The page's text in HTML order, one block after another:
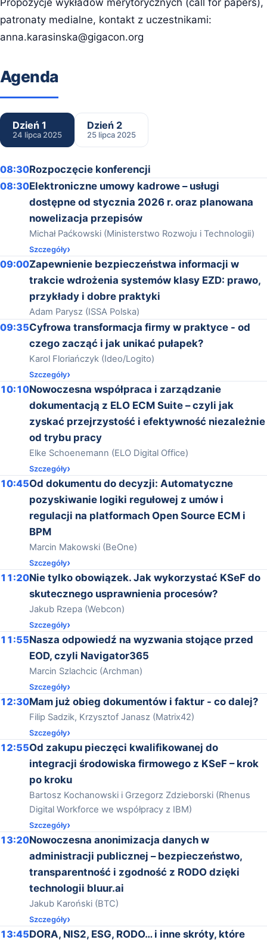
Propozycje wykładów merytorycznych (call for papers),
patronaty medialne, kontakt z uczestnikami:
anna.karasinska@gigacon.org
Agenda
Dzień 1
24 lipca 2025
Dzień 2
25 lipca 2025
08:30Rozpoczęcie konferencji
08:30Elektroniczne umowy kadrowe – usługi
dostępne od stycznia 2026 r. oraz planowana
nowelizacja przepisów
Michał Paćkowski (Ministerstwo Rozwoju i Technologii)
Szczegóły
09:00Zapewnienie bezpieczeństwa informacji w
trakcie wdrożenia systemów klasy EZD: prawo,
przykłady i dobre praktyki
Adam Parysz (ISSA Polska)
09:35Cyfrowa transformacja firmy w praktyce - od
czego zacząć i jak unikać pułapek?
Karol Floriańczyk (Ideo/Logito)
Szczegóły
10:10Nowoczesna współpraca i zarządzanie
dokumentacją z ELO ECM Suite – czyli jak
zyskać przejrzystość i efektywność niezależnie
od trybu pracy
Elke Schoenemann (ELO Digital Office)
Szczegóły
10:45Od dokumentu do decyzji: Automatyczne
pozyskiwanie logiki regułowej z umów i
regulacji na platformach Open Source ECM i
BPM
Marcin Makowski (BeOne)
Szczegóły
11:20Nie tylko obowiązek. Jak wykorzystać KSeF do
skutecznego usprawnienia procesów?
Jakub Rzepa (Webcon)
Szczegóły
11:55Nasza odpowiedź na wyzwania stojące przed
EOD, czyli Navigator365
Marcin Szlachcic (Archman)
Szczegóły
12:30Mam już obieg dokumentów i faktur - co dalej?
Filip Sadzik, Krzysztof Janasz (Matrix42)
Szczegóły
12:55Od zakupu pieczęci kwalifikowanej do
integracji środowiska firmowego z KSeF – krok
po kroku
Bartosz Kochanowski i Grzegorz Zdzieborski (Rhenus
Digital Workforce we współpracy z IBM)
Szczegóły
13:20Nowoczesna anonimizacja danych w
administracji publicznej – bezpieczeństwo,
transparentność i zgodność z RODO dzięki
technologii bluur.ai
Jakub Karoński (BTC)
Szczegóły
13:45DORA, NIS2, ESG, RODO… i inne skróty, które